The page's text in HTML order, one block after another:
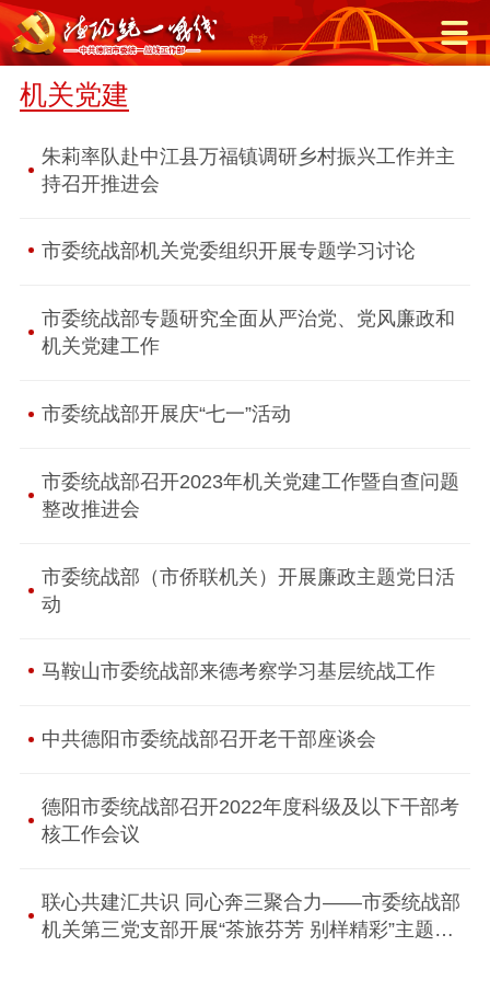
机关党建
朱莉率队赴中江县万福镇调研乡村振兴工作并主
持召开推进会
市委统战部机关党委组织开展专题学习讨论
市委统战部专题研究全面从严治党、党风廉政和
机关党建工作
市委统战部开展庆“七一”活动
市委统战部召开2023年机关党建工作暨自查问题
整改推进会
市委统战部（市侨联机关）开展廉政主题党日活
动
马鞍山市委统战部来德考察学习基层统战工作
中共德阳市委统战部召开老干部座谈会
德阳市委统战部召开2022年度科级及以下干部考
核工作会议
联心共建汇共识 同心奔三聚合力——市委统战部
机关第三党支部开展“茶旅芬芳 别样精彩”主题党